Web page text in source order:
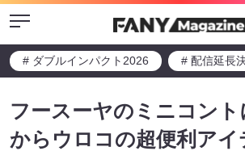
Menu
# ダブルインパクト2026 # 配信延長
フースーヤのミニコント
からウロコの超便利アイ